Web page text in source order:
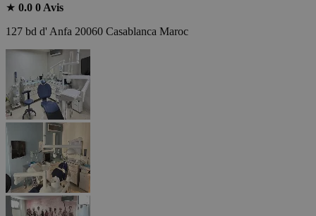
★ 0.0 0 Avis
127 bd d' Anfa 20060 Casablanca Maroc